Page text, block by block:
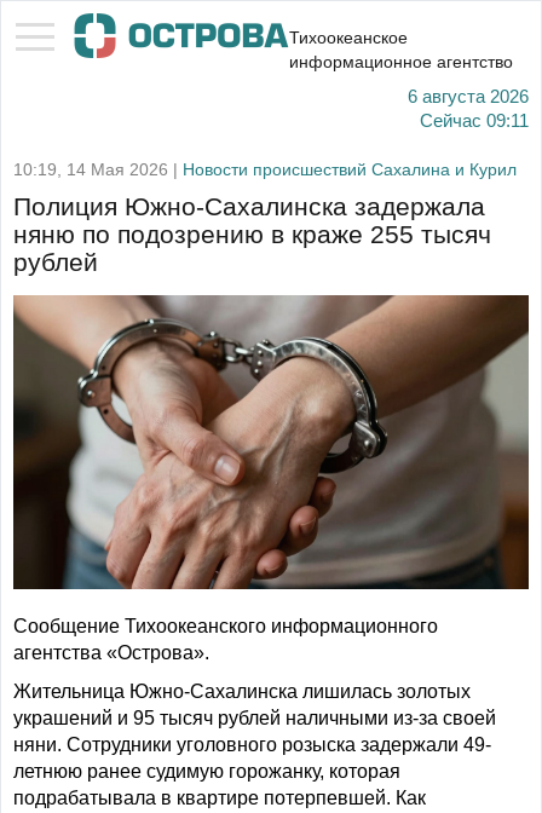
Тихоокеанское
информационное агентство
6 августа 2026
Сейчас 09:11
10:19, 14 Мая 2026 | Новости происшествий Сахалина и Курил
Полиция Южно-Сахалинска задержала
няню по подозрению в краже 255 тысяч
рублей
Сообщение Тихоокеанского информационного
агентства «Острова».
Жительница Южно-Сахалинска лишилась золотых
украшений и 95 тысяч рублей наличными из-за своей
няни. Сотрудники уголовного розыска задержали 49-
летнюю ранее судимую горожанку, которая
подрабатывала в квартире потерпевшей. Как